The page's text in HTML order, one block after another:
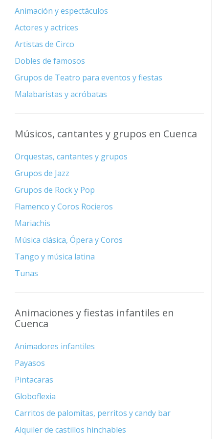
Animación y espectáculos
Actores y actrices
Artistas de Circo
Dobles de famosos
Grupos de Teatro para eventos y fiestas
Malabaristas y acróbatas
Músicos, cantantes y grupos en Cuenca
Orquestas, cantantes y grupos
Grupos de Jazz
Grupos de Rock y Pop
Flamenco y Coros Rocieros
Mariachis
Música clásica, Ópera y Coros
Tango y música latina
Tunas
Animaciones y fiestas infantiles en
Cuenca
Animadores infantiles
Payasos
Pintacaras
Globoflexia
Carritos de palomitas, perritos y candy bar
Alquiler de castillos hinchables